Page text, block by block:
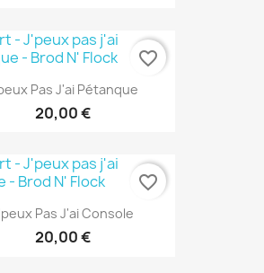
Pas J'ai Pétanque
20,00 €
favorite_border
Pas J'ai Console
20,00 €
favorite_border